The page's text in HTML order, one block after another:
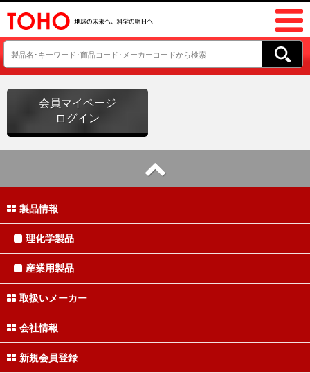
会員マイページ
ログイン
製品情報
理化学製品
産業用製品
取扱いメーカー
会社情報
新規会員登録